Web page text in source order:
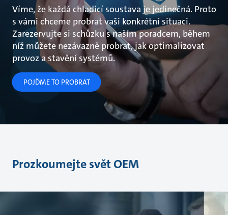
Víme, že každá chladicí soustava je jedinečná. Proto
s vámi chceme probrat vaši konkrétní situaci.
Zarezervujte si schůzku s naším poradcem, během
níž můžete nezávazně probrat, jak optimalizovat
provoz a stavění systémů.
POJĎME TO PROBRAT
Prozkoumejte svět OEM